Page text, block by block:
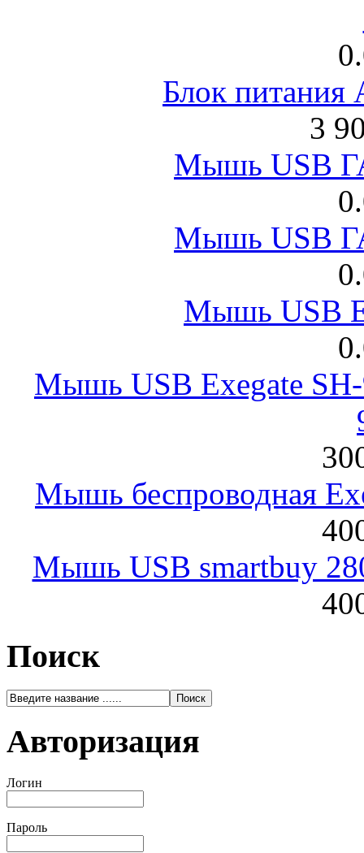
Блок питания
3
Мышь USB
Мышь USB
Мышь USB
Мышь USB Exegate
Мышь беспроводная
Мышь USB smartbuy
Поиск
Авторизация
Логин
Пароль